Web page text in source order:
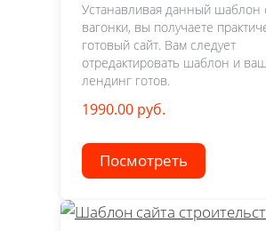
Устанавливая данный шаблон
вагонки, вы получаете
готовый сайт. Вам следует
отредактировать шаблон и ваш
лендинг готов.
1990.00 руб.
Посмотреть